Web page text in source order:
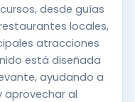
desde guías
locales,
atracciones
está diseñada
ayudando a
aprovechar al